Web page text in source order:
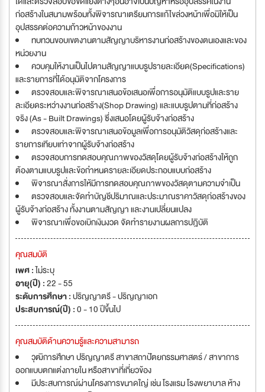
ก่อสร้างในสนามพร้อมทั้งพิจารณาเตรียมการแก้ไขล่วงหน้าเพื่อมิให้เป็น
อุปสรรคต่อความก้าวหน้าของงาน
ทบทวนขอบเขตงานตามสัญญาบริหารงานก่อสร้างของตนเองและของ
หน่วยงาน
ควบคุมให้งานเป็นไปตามสัญญาแบบรูปรายละเอียด(Specifications)
และรายการที่ได้อนุมัติจากโครงการ
ตรวจสอบและพิจารณาเสนอข้อเสนอเพื่อการอนุมัติแบบรูปและราย
ละเอียดระหว่างงานก่อสร้าง(Shop Drawing) และแบบรูปตามที่ก่อสร้าง
จริง (As - Built Drawings) ซึ่งเสนอโดยผู้รับจ้างก่อสร้าง
ตรวจสอบและพิจารณาเสนอข้อมูลเพื่อการอนุมัติวัสดุก่อสร้างและ
รายการเทียบเท่าจากผู้รับจ้างก่อสร้าง
ตรวจสอบการทดสอบคุณภาพของวัสดุโดยผู้รับจ้างก่อสร้างให้ถูก
ต้องตามแบบรูปและข้อกำหนดรายละเอียดประกอบแบบก่อสร้าง
พิจารณาสั่งการให้มีการทดสอบคุณภาพของวัสดุตามความจำเป็น
ตรวจสอบและจัดทำบัญชีปริมาณและประมาณราคาวัสดุก่อสร้างของ
ผู้รับจ้างก่อสร้าง ทั้งงานตามสัญญา และงานเปลี่ยนแปลง
พิจารณาเพื่อขอเบิกเงินงวด จัดทำรายงานผลการปฎิบัติ
คุณสมบัติ
เพศ :ไม่ระบุ
อายุ(ปี) :22 - 55
ระดับการศึกษา :ปริญญาตรี - ปริญญาเอก
ประสบการณ์(ปี) :0 - 10 ปีขึ้นไป
คุณสมบัติด้านความรู้และความสามารถ
วุฒิการศึกษา ปริญญาตรี สาขาสถาปัตยกรรมศาสตร์ / สาขาการ
ออกแบบตกแต่งภายใน หรือสาขาที่เกี่ยวข้อง
มีประสบการณ์ผ่านโครงการขนาดใญ่ เช่น โรงแรม โรงพยาบาล ห้าง